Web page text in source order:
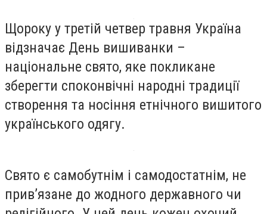
Щороку у третій четвер травня Україна
відзначає День вишиванки –
національне свято, яке покликане
зберегти споконвічні народні традиції
створення та носіння етнічного вишитого
українського одягу.
Свято є самобутнім і самодостатнім, не
прив’язане до жодного державного чи